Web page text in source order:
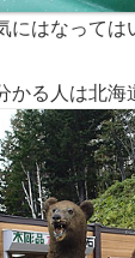
にはなっては
かる人は北海